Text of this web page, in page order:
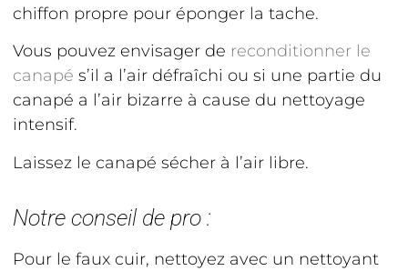
chiffon propre pour éponger la tache.
Vous pouvez envisager de reconditionner le
canapé s’il a l’air défraîchi ou si une partie du
canapé a l’air bizarre à cause du nettoyage
intensif.
Laissez le canapé sécher à l’air libre.
Notre conseil de pro :
Pour le faux cuir, nettoyez avec un nettoyant